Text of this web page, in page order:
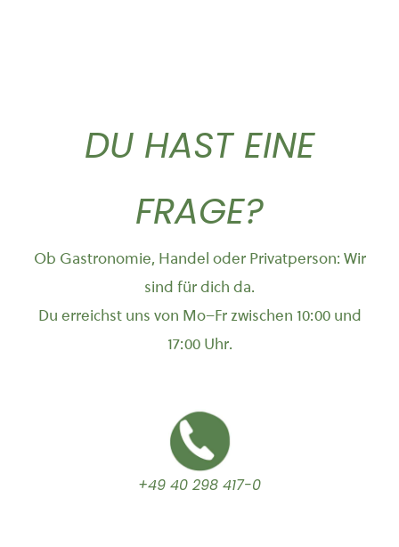
DU HAST EINE
FRAGE?
Ob Gastronomie, Handel oder Privatperson: Wir
sind für dich da.
Du erreichst uns von Mo–Fr zwischen 10:00 und
17:00 Uhr.
+49 40 298 417-0